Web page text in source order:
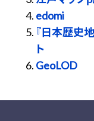
edomi
『日本歴史
ト
GeoLOD